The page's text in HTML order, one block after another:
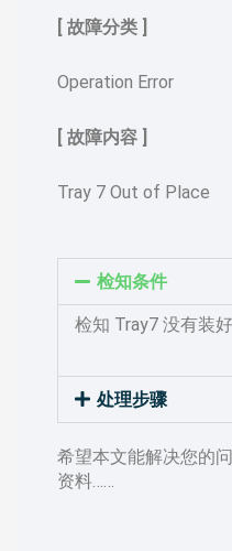
[ 故障分类 ]
Operation Error
[ 故障内容 ]
Tray 7 Out of Place
检知条件
检知 Tray7 没有装好
处理步骤
希望本文能解决您的
资料……